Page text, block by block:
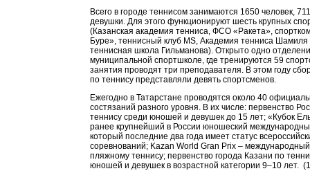
Всего в городе теннисом занимаются 1650 человек,
девушки. Для этого функционируют шесть крупных
(Казанская академия тенниса, ФСО «Ракета»,
Буре», теннисный клуб MS, Академия тенниса
теннисная школа Гильманова). Открыто одно
муниципальной спортшколе, где тренируются 59
занятия проводят три преподавателя. В этом году
по теннису представляли девять спортсменов.
Ежегодно в Татарстане проводятся около 40
состязаний разного уровня. В их числе: первенство
теннису среди юношей и девушек до 15 лет; «Кубок
ранее крупнейший в России юношеский
который последние два года имеет статус
соревнований; Kazan World Gran Prix –
пляжному теннису; первенство города Казани по
юношей и девушек в возрастной категории 9–10 лет.